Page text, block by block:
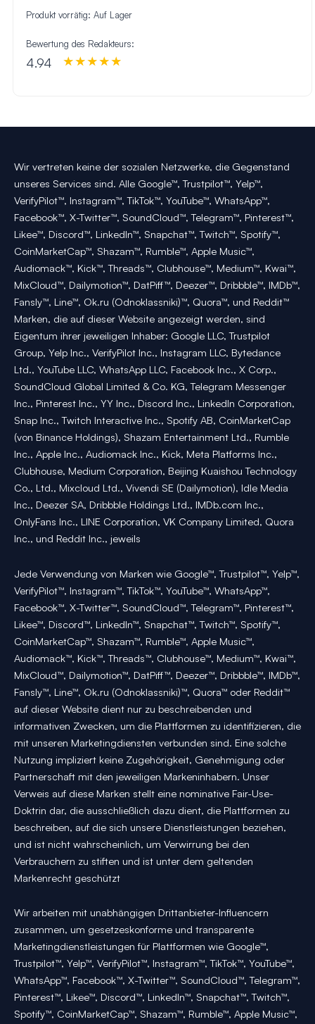
Produkt vorrätig: Auf Lager
Bewertung des Redakteurs:
4.94
Wir vertreten keine der sozialen Netzwerke, die Gegenstand
unseres Services sind. Alle Google™, Trustpilot™, Yelp™,
VerifyPilot™, Instagram™, TikTok™, YouTube™, WhatsApp™,
Facebook™, X-Twitter™, SoundCloud™, Telegram™, Pinterest™,
Likee™, Discord™, LinkedIn™, Snapchat™, Twitch™, Spotify™,
CoinMarketCap™, Shazam™, Rumble™, Apple Music™,
Audiomack™, Kick™, Threads™, Clubhouse™, Medium™, Kwai™,
MixCloud™, Dailymotion™, DatPiff™, Deezer™, Dribbble™, IMDb™,
Fansly™, Line™, Ok.ru (Odnoklassniki)™, Quora™, und Reddit™
Marken, die auf dieser Website angezeigt werden, sind
Eigentum ihrer jeweiligen Inhaber: Google LLC, Trustpilot
Group, Yelp Inc., VerifyPilot Inc., Instagram LLC, Bytedance
Ltd., YouTube LLC, WhatsApp LLC, Facebook Inc., X Corp.,
SoundCloud Global Limited & Co. KG, Telegram Messenger
Inc., Pinterest Inc., YY Inc., Discord Inc., LinkedIn Corporation,
Snap Inc., Twitch Interactive Inc., Spotify AB, CoinMarketCap
(von Binance Holdings), Shazam Entertainment Ltd., Rumble
Inc., Apple Inc., Audiomack Inc., Kick, Meta Platforms Inc.,
Clubhouse, Medium Corporation, Beijing Kuaishou Technology
Co., Ltd., Mixcloud Ltd., Vivendi SE (Dailymotion), Idle Media
Inc., Deezer SA, Dribbble Holdings Ltd., IMDb.com Inc.,
OnlyFans Inc., LINE Corporation, VK Company Limited, Quora
Inc., und Reddit Inc., jeweils
Jede Verwendung von Marken wie Google™, Trustpilot™, Yelp™,
VerifyPilot™, Instagram™, TikTok™, YouTube™, WhatsApp™,
Facebook™, X-Twitter™, SoundCloud™, Telegram™, Pinterest™,
Likee™, Discord™, LinkedIn™, Snapchat™, Twitch™, Spotify™,
CoinMarketCap™, Shazam™, Rumble™, Apple Music™,
Audiomack™, Kick™, Threads™, Clubhouse™, Medium™, Kwai™,
MixCloud™, Dailymotion™, DatPiff™, Deezer™, Dribbble™, IMDb™,
Fansly™, Line™, Ok.ru (Odnoklassniki)™, Quora™ oder Reddit™
auf dieser Website dient nur zu beschreibenden und
informativen Zwecken, um die Plattformen zu identifizieren, die
mit unseren Marketingdiensten verbunden sind. Eine solche
Nutzung impliziert keine Zugehörigkeit, Genehmigung oder
Partnerschaft mit den jeweiligen Markeninhabern. Unser
Verweis auf diese Marken stellt eine nominative Fair-Use-
Doktrin dar, die ausschließlich dazu dient, die Plattformen zu
beschreiben, auf die sich unsere Dienstleistungen beziehen,
und ist nicht wahrscheinlich, um Verwirrung bei den
Verbrauchern zu stiften und ist unter dem geltenden
Markenrecht geschützt
Wir arbeiten mit unabhängigen Drittanbieter-Influencern
zusammen, um gesetzeskonforme und transparente
Marketingdienstleistungen für Plattformen wie Google™,
Trustpilot™, Yelp™, VerifyPilot™, Instagram™, TikTok™, YouTube™,
WhatsApp™, Facebook™, X-Twitter™, SoundCloud™, Telegram™,
Pinterest™, Likee™, Discord™, LinkedIn™, Snapchat™, Twitch™,
Spotify™, CoinMarketCap™, Shazam™, Rumble™, Apple Music™,